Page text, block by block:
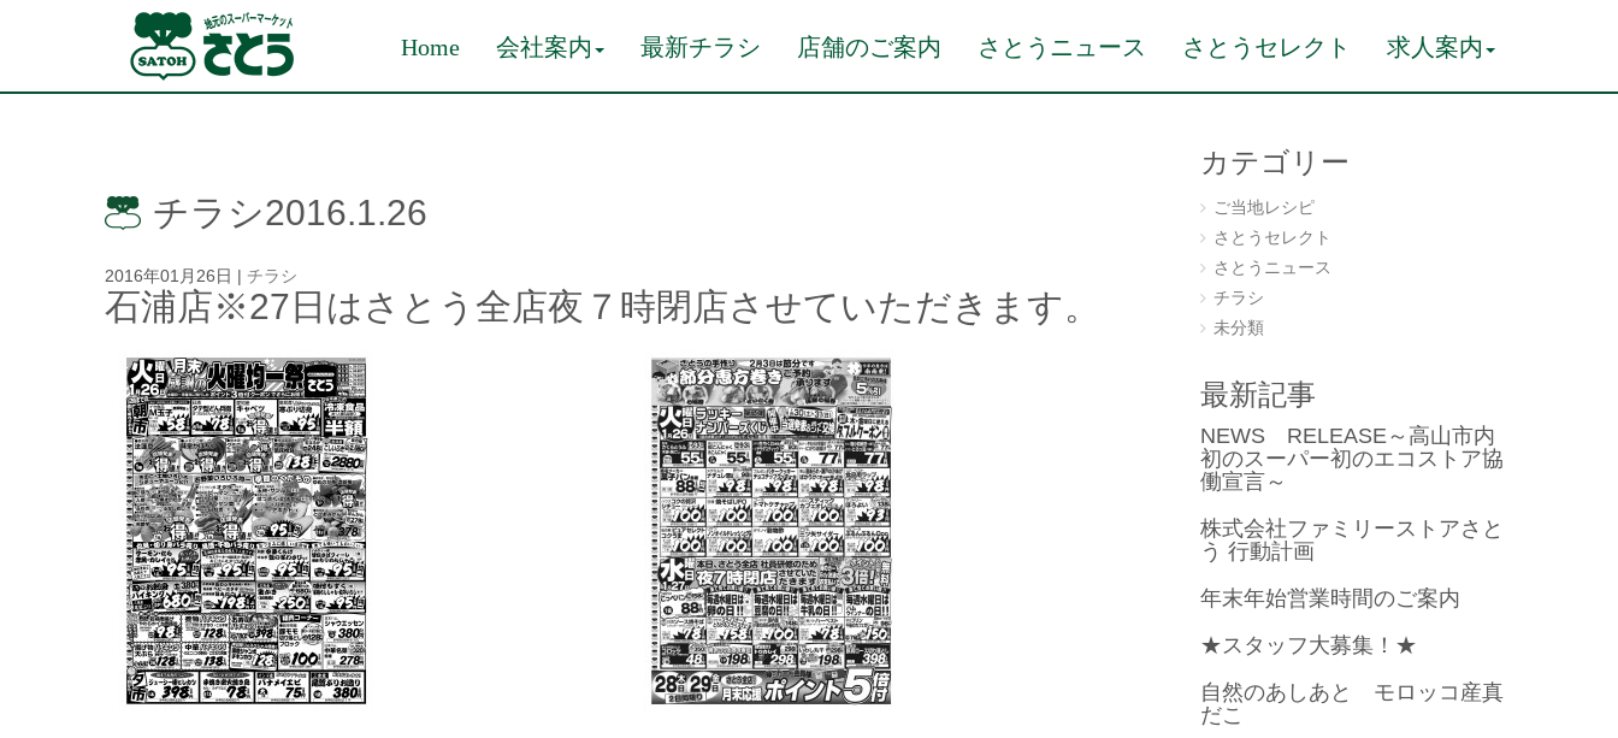
Home 会社案内 最新チラシ 店舗のご案内 さとうニュース さとうセレクト 求人案内
チラシ2016.1.26
2016年01月26日 チラシ
石浦店※27日はさとう全店夜７時閉店させていただきます。
カテゴリー
ご当地レシピ
さとうセレクト
さとうニュース
チラシ
未分類
最新記事
NEWS RELEASE～高山市内
初のスーパー初のエコストア協
働宣言～
株式会社ファミリーストアさと
う 行動計画
年末年始営業時間のご案内
★スタッフ大募集！★
自然のあしあと モロッコ産真
だこ